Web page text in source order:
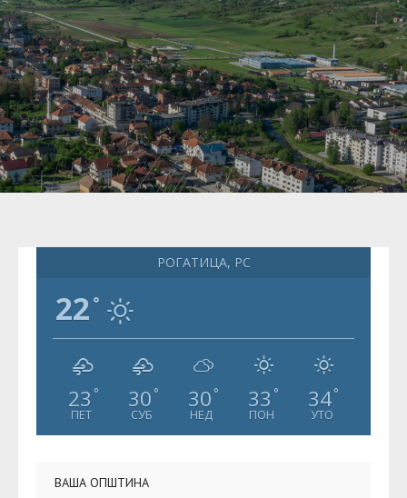
РОГАТИЦА, РС
22 °
23 °
ПЕТ
30 °
СУБ
30 °
НЕД
33 °
ПОН
34°
УТО
ВАША ОПШТИНА